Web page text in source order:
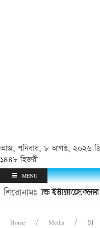
আজ, শনিবার, ৮ আগস্ট, ২০২৬
১৪৪৮ হিজরী
MENU
শিরোনামঃ
হয়রানি ও ইয়াবা সেবনের
কোল্ড স্টোরেজে, দাম
Home Media 01